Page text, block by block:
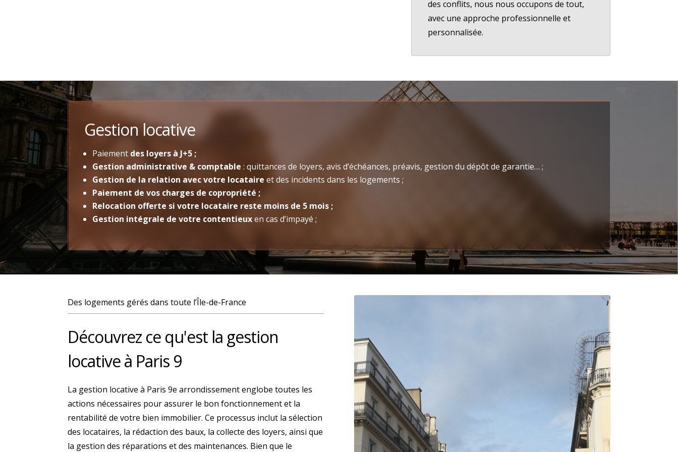
des conflits, nous nous occupons de tout,
avec une approche professionnelle et
personnalisée.
Gestion locative
Paiement des loyers à J+5 ;
Gestion administrative & comptable : quittances de loyers, avis d’échéances, préavis, gestion du dépôt de garantie… ;
Gestion de la relation avec votre locataire et des incidents dans les logements ;
Paiement de vos charges de copropriété ;
Relocation offerte si votre locataire reste moins de 5 mois ;
Gestion intégrale de votre contentieuxen cas d’impayé ;
Des logements gérés dans toute l’Île-de-France
Découvrez ce qu'est la gestion
locative à Paris 9
La gestion locative à Paris 9e arrondissement englobe toutes les
actions nécessaires pour assurer le bon fonctionnement et la
rentabilité de votre bien immobilier. Ce processus inclut la sélection
des locataires, la rédaction des baux, la collecte des loyers, ainsi que
la gestion des réparations et des maintenances. Bien que le